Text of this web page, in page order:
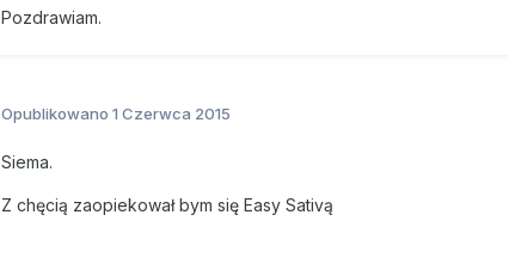
Pozdrawiam.
Opublikowano 1 Czerwca 2015
Siema.
Z chęcią zaopiekował bym się Easy Sativą